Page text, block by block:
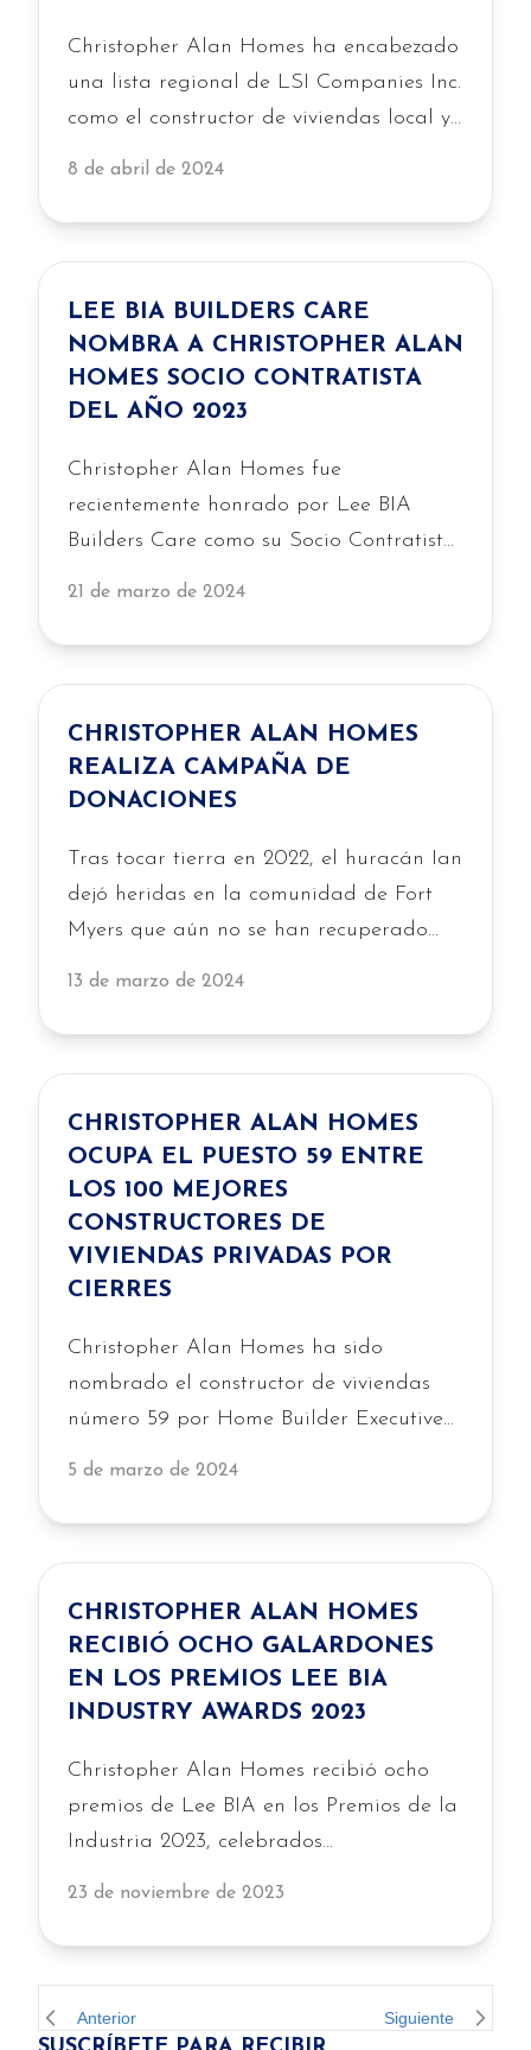
Christopher Alan Homes ha encabezado
una lista regional de LSI Companies Inc.
como el constructor de viviendas local y
privado más grande del suroeste de
unifamiliares obtenidos en 2023, lo que
demuestra su continuo crecimiento y
refuerzo…
8 de abril de 2024
LEE BIA BUILDERS CARE
NOMBRA A CHRISTOPHER ALAN
HOMES SOCIO CONTRATISTA
DEL AÑO 2023
Christopher Alan Homes fue
recientemente honrado por Lee BIA
Builders Care como su Socio Contratista
del Año 2023 en reconocimiento a las
construcción de una nueva casa para la
residente de Fort Myers, Nancy Jackson,
y su familia.
21 de marzo de 2024
CHRISTOPHER ALAN HOMES
REALIZA CAMPAÑA DE
DONACIONES
Tras tocar tierra en 2022, el huracán Ian
dejó heridas en la comunidad de Fort
Myers que aún no se han recuperado
por completo. Esto puede…
13 de marzo de 2024
CHRISTOPHER ALAN HOMES
OCUPA EL PUESTO 59 ENTRE
LOS 100 MEJORES
CONSTRUCTORES DE
VIVIENDAS PRIVADAS POR
CIERRES
Christopher Alan Homes ha sido
nombrado el constructor de viviendas
número 59 por Home Builder Executive
en su lista de los «100 Mejores
según los cierres de 2023. El constructor
de viviendas privado más grande del
suroeste de Florida cerró 569 viviendas
en 2023, un 26%…
5 de marzo de 2024
CHRISTOPHER ALAN HOMES
RECIBIÓ OCHO GALARDONES
EN LOS PREMIOS LEE BIA
INDUSTRY AWARDS 2023
Christopher Alan Homes recibió ocho
premios de Lee BIA en los Premios de la
Industria 2023, celebrados
recientemente. Los Premios de la
profesionales de la construcción que
realizan contribuciones excepcionales a
la construcción de viviendas
23 de noviembre de 2023
Anterior Siguiente